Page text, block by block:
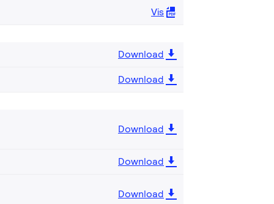
Vis
Download
Download
Download
Download
Download